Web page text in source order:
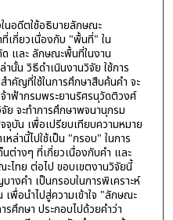
นอดีตใช้อธิบายลักษณะ
เกี่ยวเนื่องกับ "พื้นที่" ใน
และ ลักษณะพื้นที่ในงาน
นั้น วิธีดำเนินงานวิจัย ใช้การ
ำคัญที่ใช้ในการศึกษาสืบค้นคำ จะ
าฟ้ากรมพระยานริศรนุวัดติวงศ์
ย จะทำการศึกษาพจนานุกรม
บัน เพื่อเปรียบเทียบความหมาย
ล่านี้ไปใช้เป็น "กรอบ" ในการ
ต่างๆ ที่เกี่ยวเนื่องกับคำ และ
ะไทย ต่อไป ขอบเขตงานวิจัยนี้
างคำ เป็นกรอบในการพิเคราะห์
อนำไปสู่ความเข้าใจ "ลักษณะ
รศึกษา ประกอบไปด้วยคำว่า